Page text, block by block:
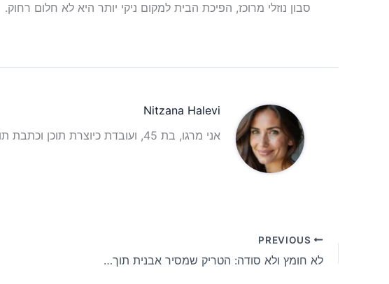
סבון נוזלי מרוכז, הפיכת הבית למקום ניקי יותר היא לא חלום רחוק.
Nitzana Halevi
אני מרגו, בת 45, ועובדת כיוצרת תוכן וכתבת תוכן אינטרנטית עם ניסיון רב בתחום.
לא חומץ ולא סודה: הטריק שמסיר אבנית תוך 2 דקות בלבד